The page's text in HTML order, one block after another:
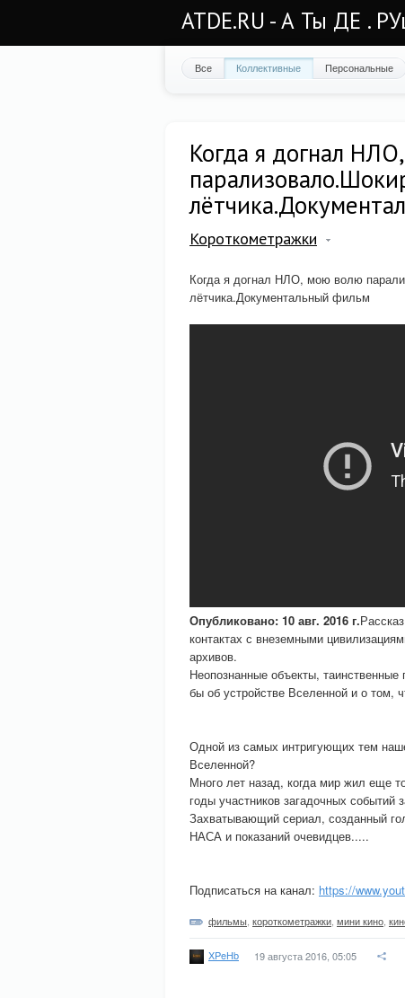
ATDE.RU - А Ты ДЕ .
Все Коллективные Персональные
Когда я догнал
Короткометражки
Когда я догнал НЛО, мою волю
лётчика.Документальный фильм
Опубликовано: 10 авг. 2016 г.
контактах с внеземными
архивов.
Неопознанные объекты,
бы об устройстве Вселенной и о том,
Одной из самых интригующих тем
Вселенной?
Много лет назад, когда мир жил еще
годы участников загадочных событий
Захватывающий сериал, созданный
НАСА и показаний очевидцев.....
Подписаться на канал: https://
фильмы короткометражки мини кино
XPeHb 19 августа 2016, 05:05